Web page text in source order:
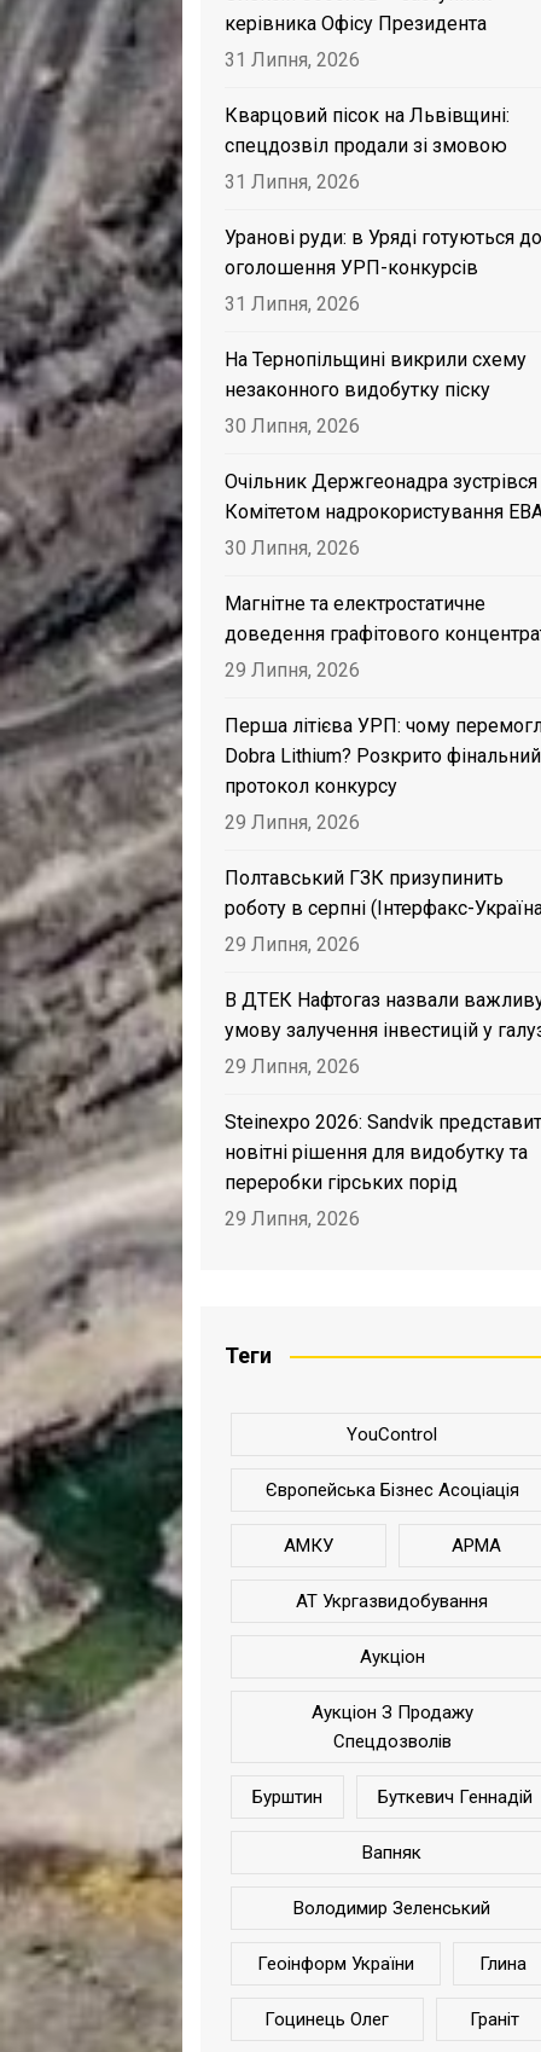
керівника Офісу Президента
31 Липня, 2026
Кварцовий пісок на Львівщині:
спецдозвіл продали зі змовою
31 Липня, 2026
Уранові руди: в Уряді готуються до
оголошення УРП-конкурсів
31 Липня, 2026
На Тернопільщині викрили схему
незаконного видобутку піску
30 Липня, 2026
Очільник Держгеонадра зустрівся
Комітетом надрокористування
30 Липня, 2026
Магнітне та електростатичне
доведення графітового
29 Липня, 2026
Перша літієва УРП: чому
Dobra Lithium? Розкрито фінальний
протокол конкурсу
29 Липня, 2026
Полтавський ГЗК призупинить
роботу в серпні (Інтерфакс-
29 Липня, 2026
В ДТЕК Нафтогаз назвали
умову залучення інвестицій у
29 Липня, 2026
Steinexpo 2026: Sandvik
новітні рішення для видобутку та
переробки гірських порід
29 Липня, 2026
Теги
YouControl
Європейська Бізнес Асоціація
АМКУ АРМА
АТ Укргазвидобування
Аукціон
Аукціон З Продажу
Спецдозволів
Бурштин Буткевич Геннадій
Вапняк
Володимир Зеленський
Геоінформ України Глина
Гоцинець Олег Граніт